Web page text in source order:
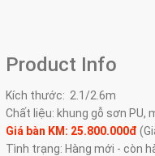
Product Info
Kích thước: 2.1/2.6m
Chất liệu: khung gỗ sơn PU,
Giá bàn KM: 25.800.000đ
Tình trạng: Hàng mới - còn